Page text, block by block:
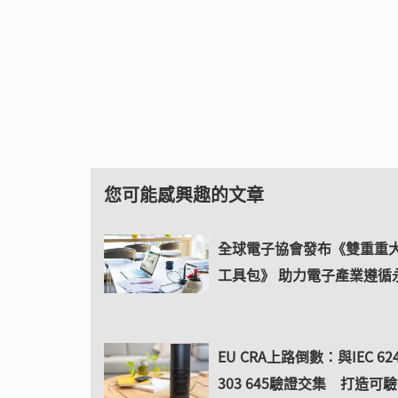
您可能感興趣的文章
全球電子協會發布《雙重重
工具包》 助力電子產業遵循
EU CRA上路倒數：與IEC
303 645驗證交集 打造可